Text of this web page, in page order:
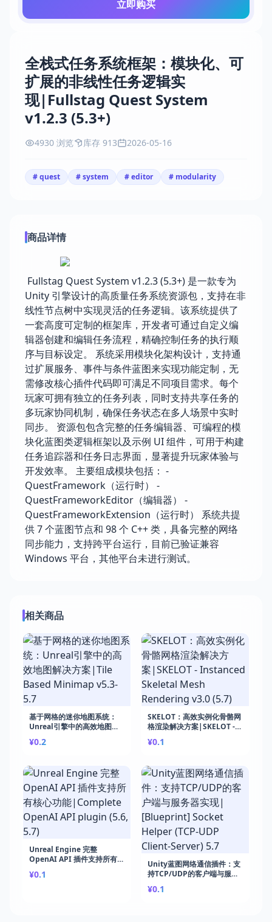
全栈式任务系统框架：模块化、可
扩展的非线性任务逻辑实
现|Fullstag Quest System
v1.2.3 (5.3+)
4930 浏览 库存 913 2026-05-16
# quest # system # editor # modularity
商品详情
Fullstag Quest System v1.2.3 (5.3+) 是一款专为
Unity 引擎设计的高质量任务系统资源包，支持在非
线性节点树中实现灵活的任务逻辑。该系统提供了
一套高度可定制的框架库，开发者可通过自定义编
辑器创建和编辑任务流程，精确控制任务的执行顺
序与目标设定。 系统采用模块化架构设计，支持通
过扩展服务、事件与条件蓝图来实现功能定制，无
需修改核心插件代码即可满足不同项目需求。每个
玩家可拥有独立的任务列表，同时支持共享任务的
多玩家协同机制，确保任务状态在多人场景中实时
同步。 资源包包含完整的任务编辑器、可编程的模
块化蓝图类逻辑框架以及示例 UI 组件，可用于构建
任务追踪器和任务日志界面，显著提升玩家体验与
开发效率。 主要组成模块包括： -
QuestFramework（运行时） -
QuestFrameworkEditor（编辑器） -
QuestFrameworkExtension（运行时） 系统共提
供 7 个蓝图节点和 98 个 C++ 类，具备完整的网络
同步能力，支持跨平台运行，目前已验证兼容
Windows 平台，其他平台未进行测试。
相关商品
基于网格的迷你地图系统：
Unreal引擎中的高效地图解
Minimap v5.3-5.7
¥0.2
SKELOT：高效实例化骨骼网
格渲染解决方案|SKELOT -
Rendering v3.0 (5.7)
¥0.1
Unreal Engine 完整
OpenAI API 插件支持所有核
API plugin (5.6, 5.7)
¥0.1
Unity蓝图网络通信插件：支
持TCP/UDP的客户端与服务
Helper (TCP-UDP Client-
¥0.1
立即购买